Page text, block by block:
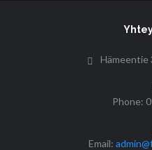
Hämeentie
Phone:
Email: